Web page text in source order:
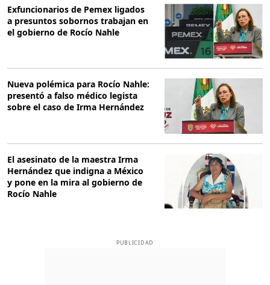
Exfuncionarios de Pemex ligados
a presuntos sobornos trabajan en
el gobierno de Rocío Nahle
Nueva polémica para Rocío Nahle:
presentó a falso médico legista
sobre el caso de Irma Hernández
El asesinato de la maestra Irma
Hernández que indigna a México
y pone en la mira al gobierno de
Rocío Nahle
PUBLICIDAD